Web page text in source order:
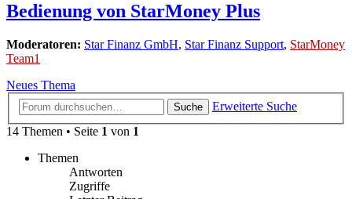
Bedienung von StarMoney Plus
Moderatoren: Star Finanz GmbH, Star Finanz Support, StarMoney
Team1
Neues Thema
Suche
Erweiterte Suche
14 Themen • Seite 1 von 1
Themen
Antworten
Zugriffe